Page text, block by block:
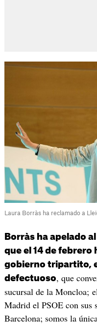
Laura Borràs ha reclamado a
Borràs ha apelado
que el 14 de febrero
gobierno tripartito,
defectuoso, que
sucursal de la Moncloa;
Madrid el PSOE con sus
Barcelona; somos la